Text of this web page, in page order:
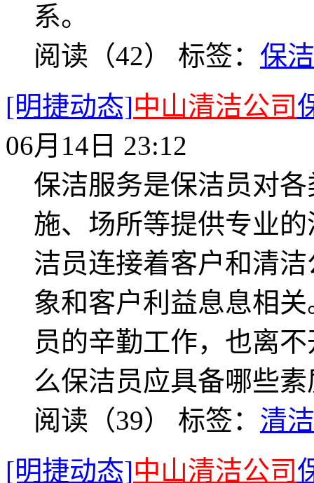
系。
阅读（42） 标签： 保
[明捷动态]中山清洁公司
06月14日 23:12
保洁服务是保洁员对
施、场所等提供专业
洁员连接着客户和清
象和客户利益息息相
员的辛勤工作，也离
么保洁员应具备哪些
阅读（39） 标签： 清
[明捷动态]中山清洁公司